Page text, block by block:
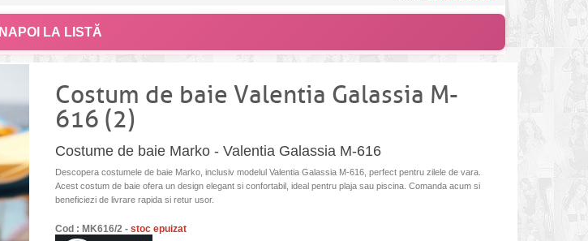
ÎNAPOI LA LISTĂ
Costum de baie Valentia Galassia M-
616 (2)
Costume de baie Marko - Valentia Galassia M-616
Descopera costumele de baie Marko, inclusiv modelul Valentia Galassia M-616, perfect pentru zilele de vara.
Acest costum de baie ofera un design elegant si confortabil, ideal pentru plaja sau piscina. Comanda acum si
beneficiezi de livrare rapida si retur usor.
Cod : MK616/2 - stoc epuizat